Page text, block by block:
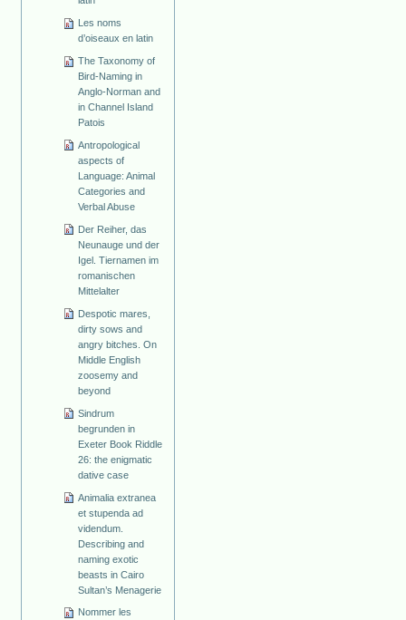
Les noms
d’oiseaux en latin
The Taxonomy of
Bird-Naming in
Anglo-Norman and
in Channel Island
Patois
Antropological
aspects of
Language: Animal
Categories and
Verbal Abuse
Der Reiher, das
Neunauge und der
Igel. Tiernamen im
romanischen
Mittelalter
Despotic mares,
dirty sows and
angry bitches. On
Middle English
zoosemy and
beyond
Sindrum
begrunden in
Exeter Book Riddle
26: the enigmatic
dative case
Animalia extranea
et stupenda ad
videndum.
Describing and
naming exotic
beasts in Cairo
Sultan’s Menagerie
Nommer les